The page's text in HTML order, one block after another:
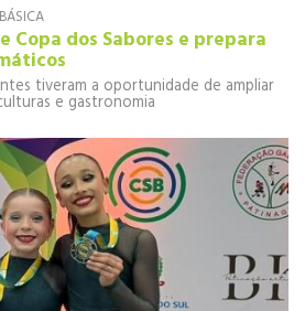
Copa dos Sabores e prepara
tiveram a oportunidade de ampliar
e gastronomia